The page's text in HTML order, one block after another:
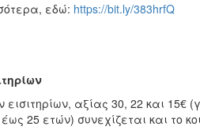
εδώ: https://bit.ly/383hrfQ
αξίας 30, 22 και 15€
έως 25 ετών) συνεχίζεται και το